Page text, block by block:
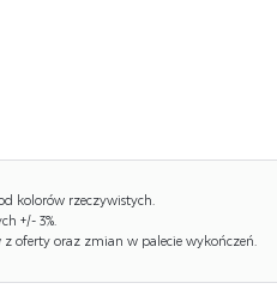
kolorów rzeczywistych.
+/- 3%.
oferty oraz zmian w palecie wykończeń.